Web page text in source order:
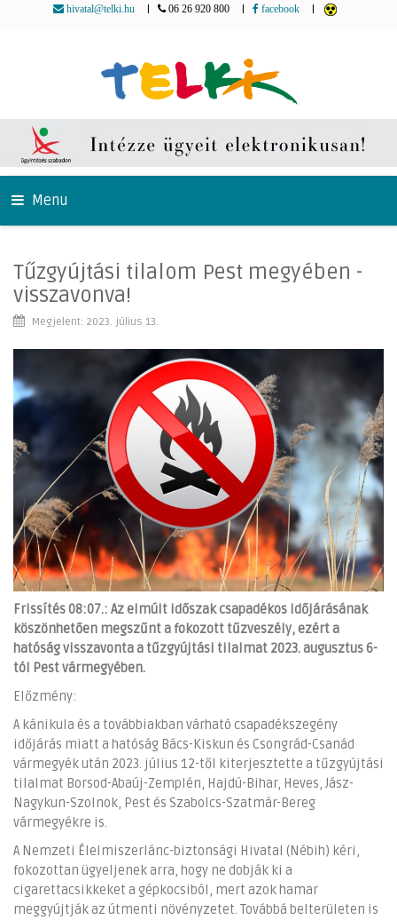
hivatal@telki.hu 06 26 920 800 facebook
Menu
Tűzgyújtási tilalom Pest megyében -
visszavonva!
Megjelent: 2023. július 13.
Frissítés 08:07.: Az elmúlt időszak csapadékos időjárásának
köszönhetően megszűnt a fokozott tűzveszély, ezért a
hatóság visszavonta a tűzgyújtási tilalmat 2023. augusztus 6-
tól Pest vármegyében.
Előzmény:
A kánikula és a továbbiakban várható csapadékszegény
időjárás miatt a hatóság Bács-Kiskun és Csongrád-Csanád
vármegyék után 2023. július 12-től kiterjesztette a tűzgyújtási
tilalmat Borsod-Abaúj-Zemplén, Hajdú-Bihar, Heves, Jász-
Nagykun-Szolnok, Pest és Szabolcs-Szatmár-Bereg
vármegyékre is.
A Nemzeti Élelmiszerlánc-biztonsági Hivatal (Nébih) kéri,
fokozottan ügyeljenek arra, hogy ne dobják ki a
cigarettacsikkeket a gépkocsiból, mert azok hamar
meggyújtják az útmenti növényzetet. Továbbá belterületen is